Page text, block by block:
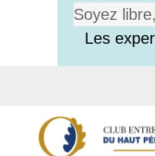
Soyez
Les